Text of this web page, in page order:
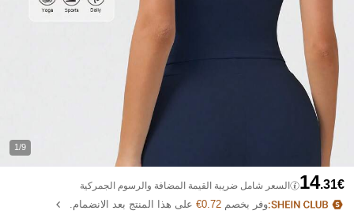
1/9
14.31€ السعر شامل ضريبة القيمة المضافة والرسوم الجمركية
وفر بخصم0.72€ على هذا المنتج بعد الانضمام.